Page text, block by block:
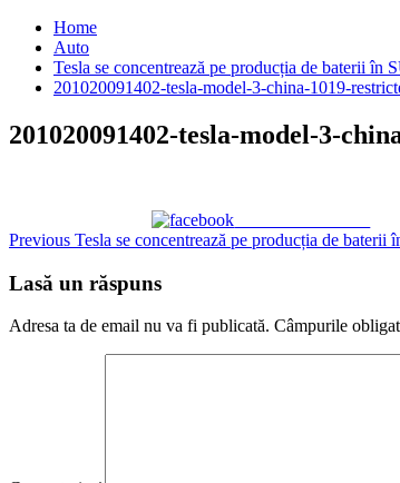
Home
Auto
Tesla se concentrează pe producția de baterii în
201020091402-tesla-model-3-china-1019-
201020091402-tesla-model-3-
Continue
Reading
Previous Tesla se concentrează pe producția de baterii
Lasă un răspuns
Adresa ta de email nu va fi publicată. Câmpurile